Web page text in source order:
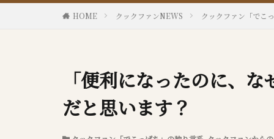
HOME クックファンNEWS クックファン「でこ
「便利になったのに、
だと思います？